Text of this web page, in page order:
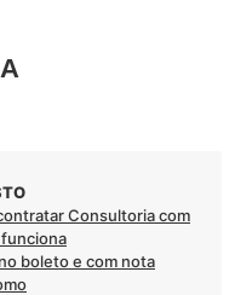
Consultoria com
boleto e com nota